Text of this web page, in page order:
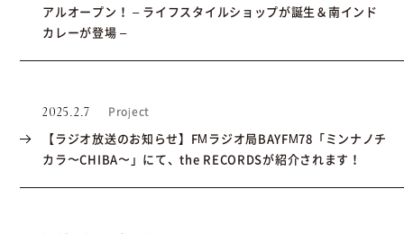
アルオープン！ – ライフスタイルショップが誕生＆南インド
カレーが登場 –
2025.2.7 Project
【ラジオ放送のお知らせ】FMラジオ局BAYFM78「ミンナノチ
カラ〜CHIBA〜」にて、the RECORDSが紹介されます！